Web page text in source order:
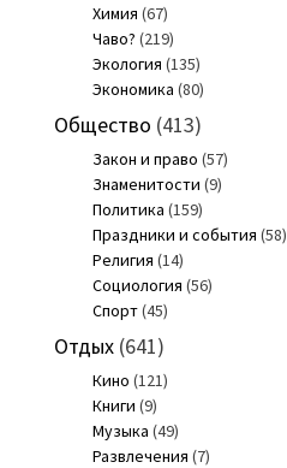
Химия (67)
Чаво? (219)
Экология (135)
Экономика (80)
Общество (413)
Закон и право (57)
Знаменитости (9)
Политика (159)
Праздники и события (58)
Религия (14)
Социология (56)
Спорт(45)
Отдых(641)
Кино (121)
Книги (9)
Музыка (49)
Развлечения (7)